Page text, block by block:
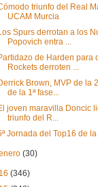
triunfo del Real
UCAM Murcia
Spurs derrotan a los
Popovich entra ...
de Harden para
Rockets derroten ...
Brown, MVP de la
de la 1ª fase...
joven maravilla Doncic
triunfo del R...
Jornada del Top16 de
(30)
(346)